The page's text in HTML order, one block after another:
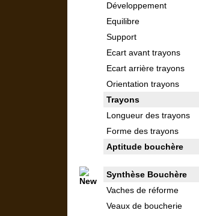
Développement
Equilibre
Support
Ecart avant trayons
Ecart arrière trayons
Orientation trayons
Trayons
Longueur des trayons
Forme des trayons
Aptitude bouchère
Synthèse Bouchère
Vaches de réforme
Veaux de boucherie